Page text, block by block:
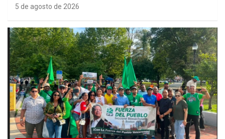
5 de agosto de 2026